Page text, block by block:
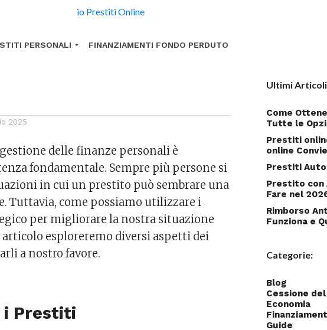
PERSONALI FINANZIAMENTI FONDO PERDUTO
2025
delle finanze personali è
fondamentale. Sempre più persone si
in cui un prestito può sembrare una
Tuttavia, come possiamo utilizzare i
per migliorare la nostra situazione
esploreremo diversi aspetti dei
a nostro favore.
i Prestiti
Ultimi
Come
Tutte le
Prestiti
online
Prestiti Auto
Prestito con
Fare nel
Rimborso
Funziona e
Categorie:
Blog
Cessione
Economia
Guide